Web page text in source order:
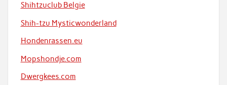
Shihtzuclub Belgie
Shih-tzu Mysticwonderland
Hondenrassen.eu
Mopshondje.com
Dwergkees.com